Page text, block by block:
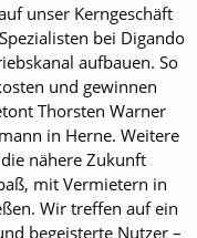
unser Kerngeschäft
bei Digando
aufbauen. So
und gewinnen
Thorsten Warner
in Herne. Weitere
nähere Zukunft
mit Vermietern in
Wir treffen auf ein
begeisterte Nutzer –